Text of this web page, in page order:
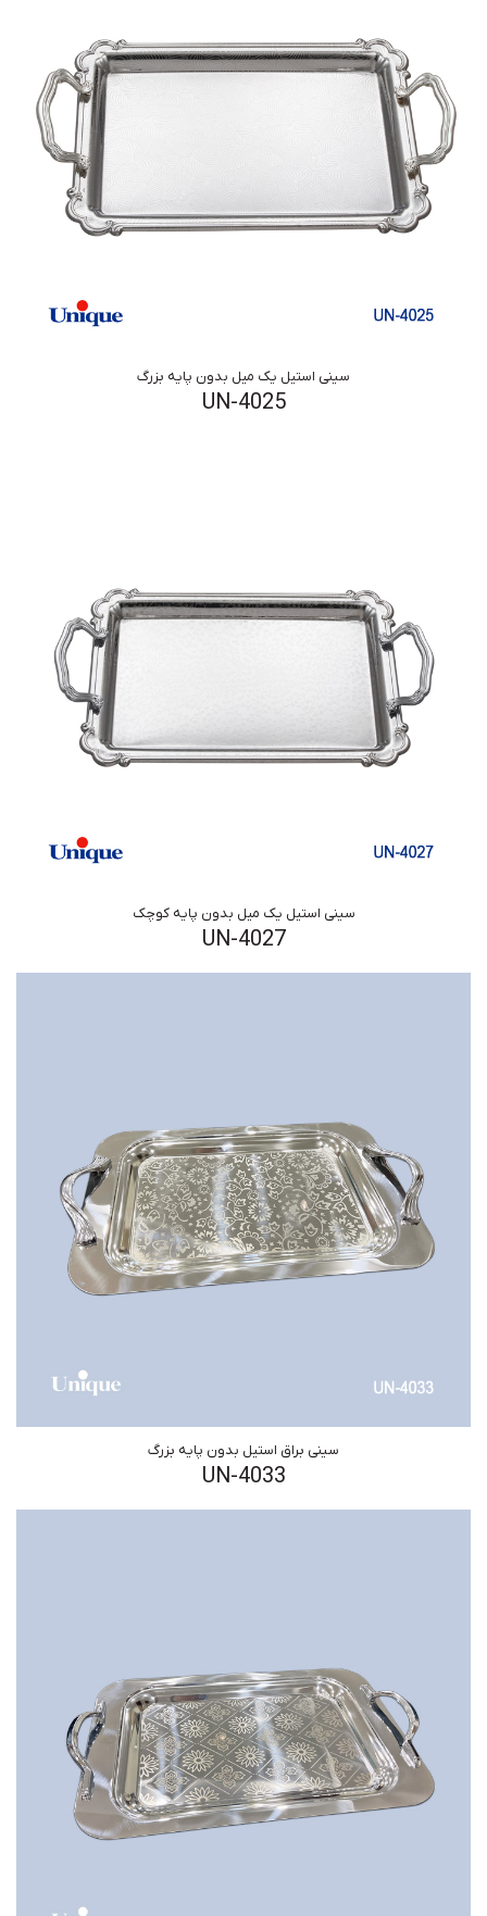
سینی استیل یک میل بدون پایه بزرگ
UN-4025
سینی استیل یک میل بدون پایه کوچک
UN-4027
سینی براق استیل بدون پایه بزرگ
UN-4033